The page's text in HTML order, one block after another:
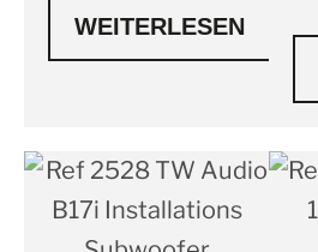
WEITERLESEN